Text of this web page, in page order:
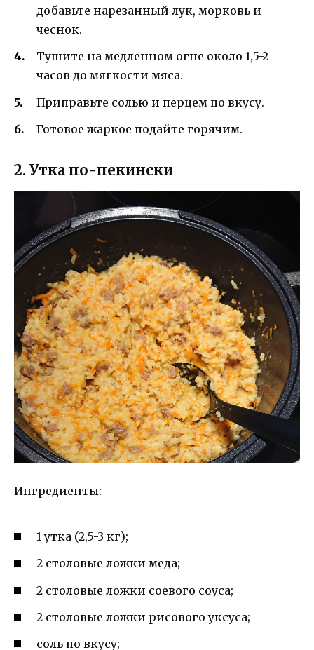
добавьте нарезанный лук, морковь и
чеснок.
Тушите на медленном огне около 1,5-2
часов до мягкости мяса.
Приправьте солью и перцем по вкусу.
Готовое жаркое подайте горячим.
2. Утка по-пекински
Ингредиенты:
1 утка (2,5-3 кг);
2 столовые ложки меда;
2 столовые ложки соевого соуса;
2 столовые ложки рисового уксуса;
соль по вкусу;